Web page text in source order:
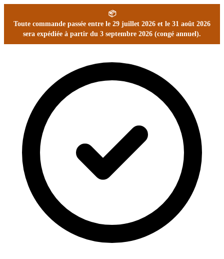
📦
Toute commande passée entre le 29 juillet 2026 et le 31 août 2026
sera expédiée à partir du 3 septembre 2026 (congé annuel).